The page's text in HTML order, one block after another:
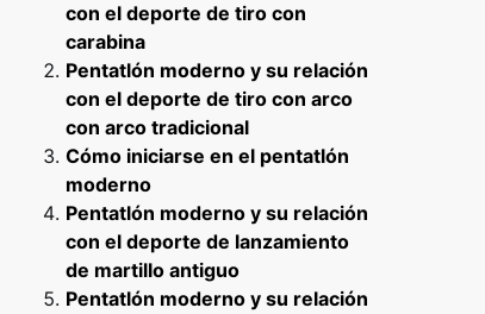
con el deporte de tiro con
carabina
Pentatlón moderno y su relación
con el deporte de tiro con arco
con arco tradicional
Cómo iniciarse en el pentatlón
moderno
Pentatlón moderno y su relación
con el deporte de lanzamiento
de martillo antiguo
Pentatlón moderno y su relación